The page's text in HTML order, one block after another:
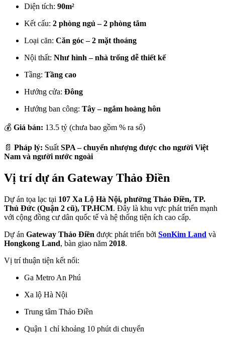
Diện tích: 90m²
Kết cấu: 2 phòng ngủ – 2 phòng tắm
Loại căn: Căn góc – 2 mặt thoáng
Nội thất: Như hình – nhà trống dễ thiết kế
Tầng: Tầng cao
Hướng cửa: Đông
Hướng ban công: Tây – ngắm hoàng hôn
💰 Giá bán: 13.5 tỷ (chưa bao gồm % ra sổ)
📄 Pháp lý: Suất SPA – chuyển nhượng được cho người Việt
Nam và người nước ngoài
Vị trí dự án Gateway Thảo Điền
Dự án tọa lạc tại 107 Xa Lộ Hà Nội, phường Thảo Điền, TP.
Thủ Đức (Quận 2 cũ), TP.HCM. Đây là khu vực phát triển mạnh
với cộng đồng cư dân quốc tế và hệ thống tiện ích cao cấp.
Dự án Gateway Thảo Điền được phát triển bởi SonKim Land và
Hongkong Land, bàn giao năm 2018.
Vị trí thuận tiện kết nối:
Ga Metro An Phú
Xa lộ Hà Nội
Trung tâm Thảo Điền
Quận 1 chỉ khoảng 10 phút di chuyển